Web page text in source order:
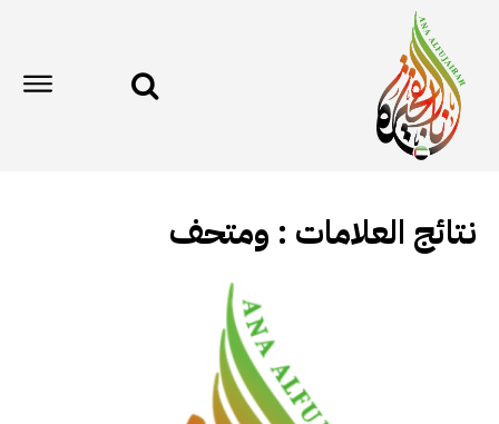
نتائج العلامات : ومتحف